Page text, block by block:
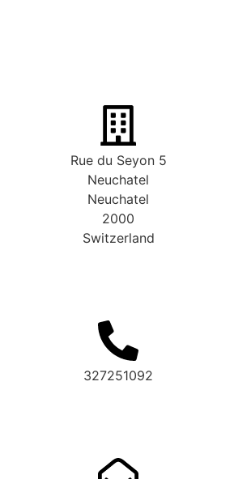
Rue du Seyon 5
Neuchatel
Neuchatel
2000
Switzerland
327251092